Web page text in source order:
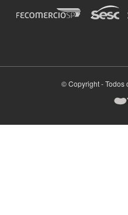
© Copyright - Todos